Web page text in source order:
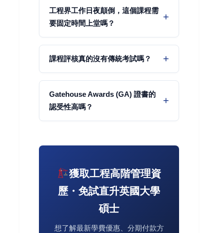
工程界工作日夜顛倒，這個課程需
要固定時間上堂嗎？
課程評核真的沒有傳統考試嗎？
Gatehouse Awards (GA) 證書的
認受性高嗎？
獲取工程高階管理資
歷・免試直升英國大學
碩士
想了解最新學費優惠、分期付款方